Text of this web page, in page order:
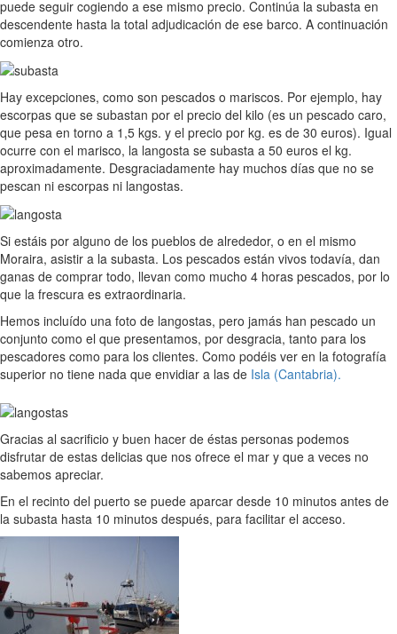
puede seguir cogiendo a ese mismo precio. Continúa la subasta en
descendente hasta la total adjudicación de ese barco. A continuación
comienza otro.
Hay excepciones, como son pescados o mariscos. Por ejemplo, hay
escorpas que se subastan por el precio del kilo (es un pescado caro,
que pesa en torno a 1,5 kgs. y el precio por kg. es de 30 euros). Igual
ocurre con el marisco, la langosta se subasta a 50 euros el kg.
aproximadamente. Desgraciadamente hay muchos días que no se
pescan ni escorpas ni langostas.
Si estáis por alguno de los pueblos de alrededor, o en el mismo
Moraira, asistir a la subasta. Los pescados están vivos todavía, dan
ganas de comprar todo, llevan como mucho 4 horas pescados, por lo
que la frescura es extraordinaria.
Hemos incluído una foto de langostas, pero jamás han pescado un
conjunto como el que presentamos, por desgracia, tanto para los
pescadores como para los clientes. Como podéis ver en la fotografía
superior no tiene nada que envidiar a las de Isla (Cantabria).
Gracias al sacrificio y buen hacer de éstas personas podemos
disfrutar de estas delicias que nos ofrece el mar y que a veces no
sabemos apreciar.
En el recinto del puerto se puede aparcar desde 10 minutos antes de
la subasta hasta 10 minutos después, para facilitar el acceso.